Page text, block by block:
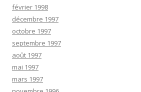
février 1998
décembre 1997
octobre 1997
septembre 1997
août 1997
mai 1997
mars 1997